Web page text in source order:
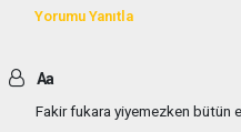
Yorumu Yanıtla
Aa
Fakir fukara yiyemezken bütün